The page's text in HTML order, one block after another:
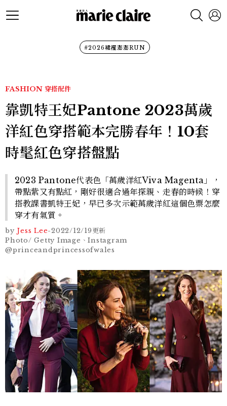
#2026裙襬澎澎RUN
FASHION 穿搭配件
靠凱特王妃Pantone 2023萬歲
洋紅色穿搭範本完勝春年！10套
時髦紅色穿搭盤點
2023 Pantone代表色「萬歲洋紅Viva Magenta」，
帶點紫又有點紅，剛好很適合過年探親、走春的時候！穿
搭教課書凱特王妃，早已多次示範萬歲洋紅這個色票怎麼
穿才有氣質。
by Jess Lee-2022/12/19更新
Photo/ Getty Image、Instagram
@princeandprincessofwales